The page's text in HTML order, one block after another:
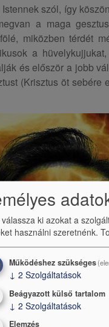
szól, így
a maga
miközben térdét
a
és először a jobb
(Krisztus öt
ki azokat a
használni szeretnénk.
Működéshez szükséges
↓ 2 Szolgáltatások
Beágyazott külső tartalom
↓ 2 Szolgáltatások
Elemzés